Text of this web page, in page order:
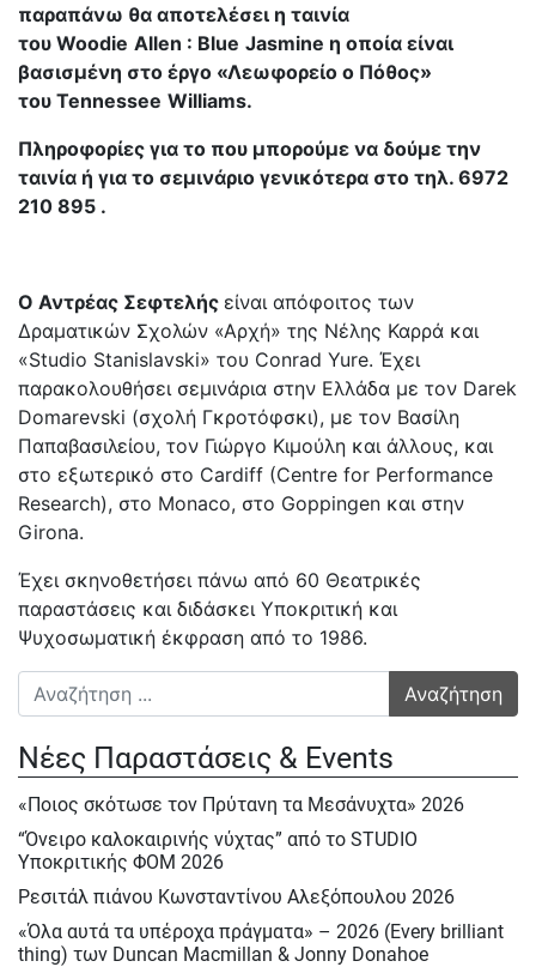
παραπάνω θα αποτελέσει η ταινία
του Woodie Allen : Blue Jasmine η οποία είναι
βασισμένη στο έργο «Λεωφορείο ο Πόθος»
του Tennessee Williams.
Πληροφορίες για το που μπορούμε να δούμε την
ταινία ή για το σεμινάριο γενικότερα στο τηλ. 6972
210 895 .
Ο Αντρέας Σεφτελής είναι απόφοιτος των
Δραματικών Σχολών «Αρχή» της Νέλης Καρρά και
«Studio Stanislavski» του Conrad Yure. Έχει
παρακολουθήσει σεμινάρια στην Ελλάδα με τον Darek
Domarevski (σχολή Γκροτόφσκι), με τον Βασίλη
Παπαβασιλείου, τον Γιώργο Κιμούλη και άλλους, και
στο εξωτερικό στο Cardiff (Centre for Performance
Research), στο Monaco, στο Goppingen και στην
Girona.
Έχει σκηνοθετήσει πάνω από 60 Θεατρικές
παραστάσεις και διδάσκει Υποκριτική και
Ψυχοσωματική έκφραση από το 1986.
Αναζήτηση για:
Νέες Παραστάσεις & Events
«Ποιος σκότωσε τον Πρύτανη τα Μεσάνυχτα» 2026
“Όνειρο καλοκαιρινής νύχτας” από το STUDIO
Υποκριτικής ΦΟΜ 2026
Ρεσιτάλ πιάνου Κωνσταντίνου Αλεξόπουλου 2026
«Όλα αυτά τα υπέροχα πράγματα» – 2026 (Every brilliant
thing) των Duncan Macmillan & Jonny Donahoe